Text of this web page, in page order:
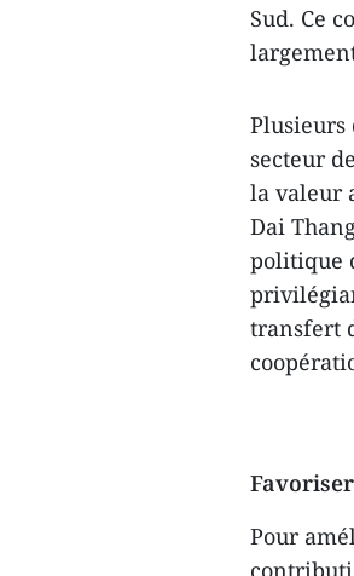
Sud. Ce
Plusieurs
secteur
la valeur
Dai
politique
transfert
Pour